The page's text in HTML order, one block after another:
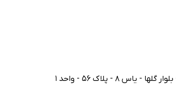
۸ - پلاک ۵۶ - واحد ۱